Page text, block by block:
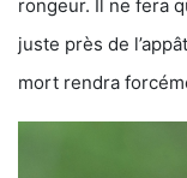
rongeur. Il ne fera
juste près de
mort rendra